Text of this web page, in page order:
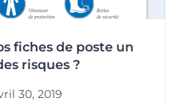
fiches de poste un
risques ?
30, 2019